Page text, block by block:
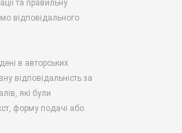
та правильну
відповідального
в авторських
відповідальність за
які були
форму подачі або